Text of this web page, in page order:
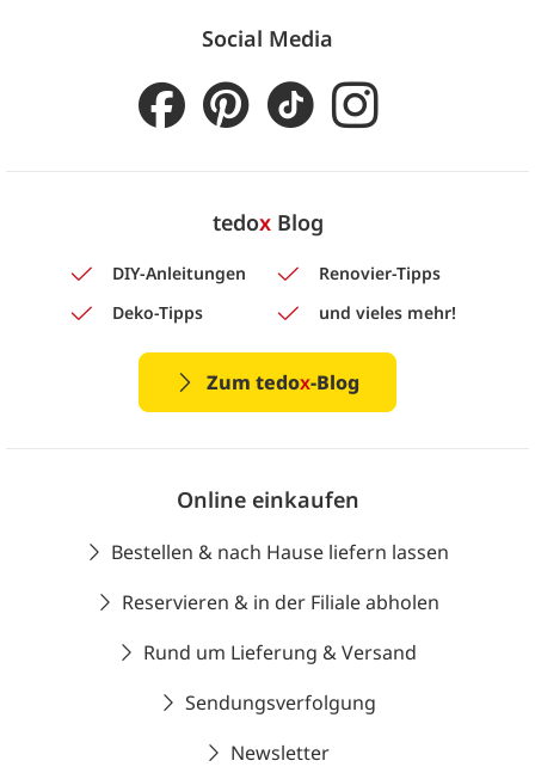
Social Media
tedoxBlog
DIY-Anleitungen
Renovier-Tipps
Deko-Tipps
und vieles mehr!
Zum tedox-Blog
Online einkaufen
Bestellen & nach Hause liefern lassen
Reservieren & in der Filiale abholen
Rund um Lieferung & Versand
Sendungsverfolgung
Newsletter